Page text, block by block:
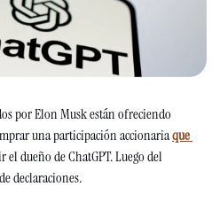
por Elon Musk están ofreciendo
una participación accionaria que
el dueño de ChatGPT. Luego del
declaraciones.